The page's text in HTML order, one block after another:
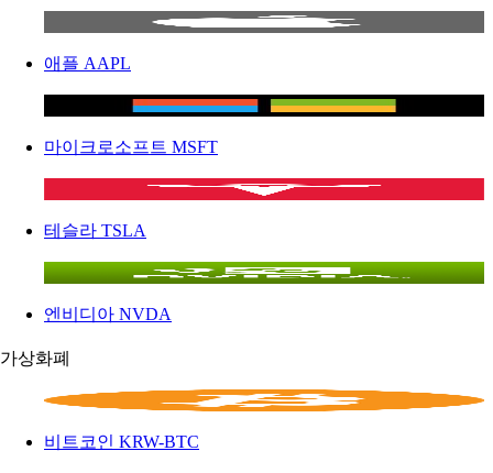
애플 AAPL
마이크로소프트 MSFT
테슬라 TSLA
엔비디아 NVDA
가상화폐
비트코인 KRW-BTC